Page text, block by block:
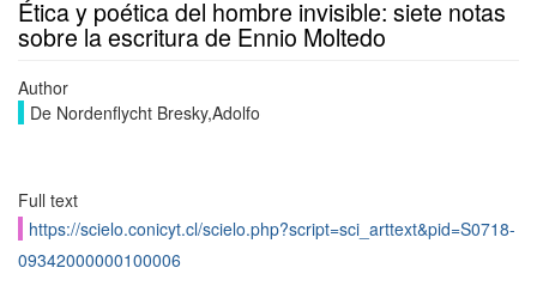
Ética y poética del hombre invisible: siete notas
sobre la escritura de Ennio Moltedo
Author
De Nordenflycht Bresky,Adolfo
Full text
https://scielo.conicyt.cl/scielo.php?script=sci_arttext&pid=S0718-
09342000000100006